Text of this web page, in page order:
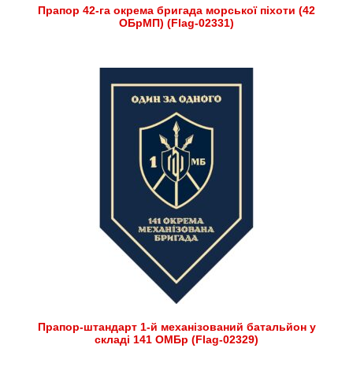
Прапор 42-га окрема бригада морської піхоти (42
ОБрМП) (Flag-02331)
Прапор-штандарт 1-й механізований батальйон у
складі 141 ОМБр (Flag-02329)